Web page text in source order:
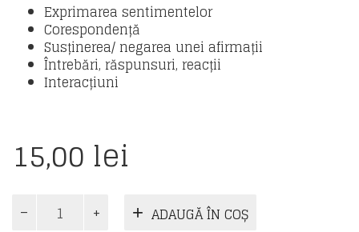
Exprimarea sentimentelor
Corespondență
Susținerea/ negarea unei afirmații
Întrebări, răspunsuri, reacții
Interacțiuni
15,00 lei
Cantitate
Formulări ADAUGĂ ÎN COȘ